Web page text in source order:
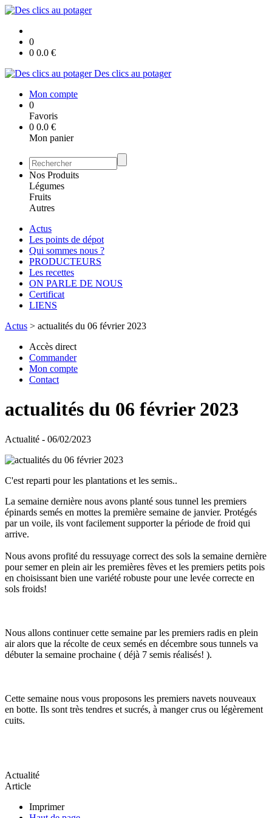
0
0 0.0 €
Des clics au potager
Mon compte
0
Favoris
0 0.0 €
Mon panier
Nos Produits
Légumes
Fruits
Autres
Actus
Les points de dépot
Qui sommes nous ?
PRODUCTEURS
Les recettes
ON PARLE DE NOUS
Certificat
LIENS
Actus > actualités du 06 février 2023
Accès direct
Commander
Mon compte
Contact
actualités du 06 février 2023
Actualité - 06/02/2023
C'est reparti pour les plantations et les semis..
La semaine dernière nous avons planté sous tunnel les premiers
épinards semés en mottes la première semaine de janvier. Protégés
par un voile, ils vont facilement supporter la période de froid qui
arrive.
Nous avons profité du ressuyage correct des sols la semaine dernière
pour semer en plein air les premières fèves et les premiers petits pois
en choisissant bien une variété robuste pour une levée correcte en
sols froids!
Nous allons continuer cette semaine par les premiers radis en plein
air alors que la récolte de ceux semés en décembre sous tunnels va
débuter la semaine prochaine ( déjà 7 semis réalisés! ).
Cette semaine nous vous proposons les premiers navets nouveaux
en botte. Ils sont très tendres et sucrés, à manger crus ou légèrement
cuits.
Actualité
Article
Imprimer